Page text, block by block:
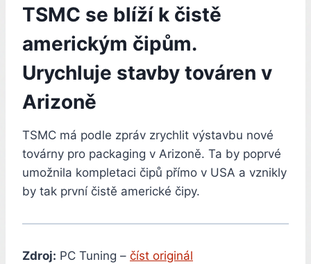
TSMC se blíží k čistě
americkým čipům.
Urychluje stavby továren v
Arizoně
TSMC má podle zpráv zrychlit výstavbu nové
továrny pro packaging v Arizoně. Ta by poprvé
umožnila kompletaci čipů přímo v USA a vznikly
by tak první čistě americké čipy.
Zdroj: PC Tuning – číst originál